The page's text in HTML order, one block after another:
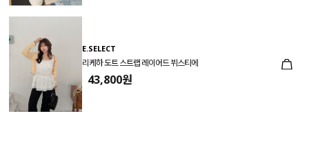
E.SELECT
리케하 도트 스트랩 레이어드 뷔스티에
43,800원